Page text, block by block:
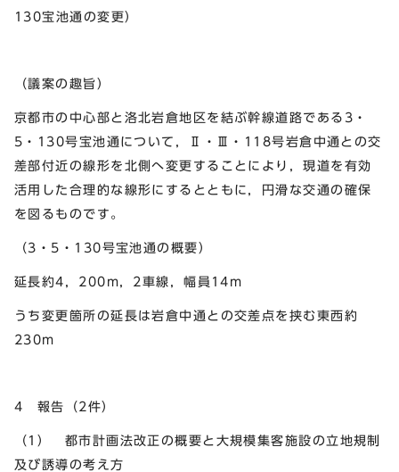
130宝池通の変更）
（議案の趣旨）
京都市の中心部と洛北岩倉地区を結ぶ幹線道路である3・
5・130号宝池通について，Ⅱ・Ⅲ・118号岩倉中通との交
差部付近の線形を北側へ変更することにより，現道を有効
活用した合理的な線形にするとともに，円滑な交通の確保
を図るものです。
（3・5・130号宝池通の概要）
延長約4，200m，2車線，幅員14m
うち変更箇所の延長は岩倉中通との交差点を挟む東西約
230m
4 報告（2件）
（1） 都市計画法改正の概要と大規模集客施設の立地規制
及び誘導の考え方